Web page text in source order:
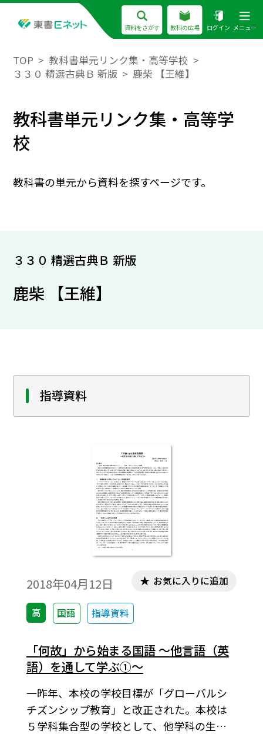
資料をさがす 教科の広場 ログイン メニュー
TOP
教科書単元リンク集・高等学校
３３０ 精選古典Ｂ 新版
鹿柴 【王維】
教科書単元リンク集・高等学
校
教科書の単元から資料を探すページです。
３３０ 精選古典Ｂ 新版
鹿柴 【王維】
指導資料
2018年04月12日
高 国語 指導資料
お気に入りに追加
「何故」から始まる国語 ～他言語（英
語）を通して学ぶ①～
一昨年、本校の学校目標が「グローバルシ
チズンシップ教育」と改正された。本校は
５学科集合型の学校として、他学科の生徒